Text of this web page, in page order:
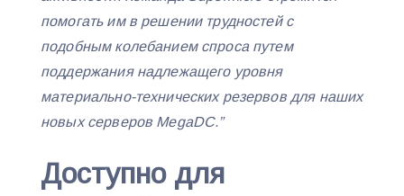
помогать им в решении трудностей с
подобным колебанием спроса путем
поддержания надлежащего уровня
материально-технических резервов для наших
новых серверов MegaDC.”
Доступно для